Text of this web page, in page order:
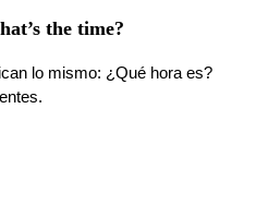
the time?
lo mismo: ¿Qué hora es?